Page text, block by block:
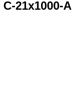
21x1000-A